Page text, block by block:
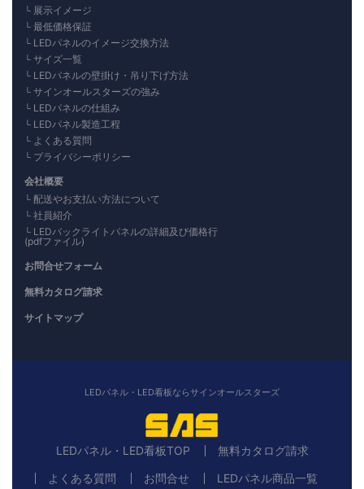
展示イメージ
最低価格保証
LEDパネルのイメージ交換方法
サイズ一覧
LEDパネルの壁掛け・吊り下げ方法
サインオールスターズの強み
LEDパネルの仕組み
LEDパネル製造工程
よくある質問
プライバシーポリシー
会社概要
配送やお支払い方法について
社員紹介
LEDバックライトパネルの詳細及び価格行
(pdfファイル)
お問合せフォーム
無料カタログ請求
サイトマップ
LEDパネル・LED看板ならサインオールスターズ
LEDパネル・LED看板TOP
無料カタログ請求
よくある質問
お問合せ LEDパネル商品一覧